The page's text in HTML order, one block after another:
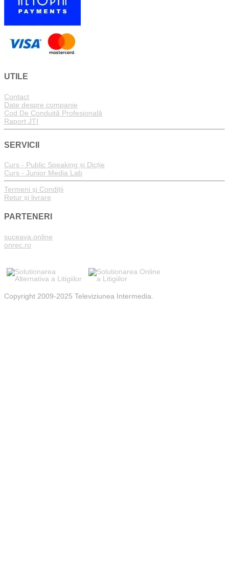
UTILE
Contact
Date despre companie
Cod De Conduită Profesională
Raport JTI
SERVICII
Curs - Public Speaking și Dicție
Curs - Junior Media Lab
Termeni și Condiții
Retur și livrare
PARTENERI
suceava.online
onrec.ro
Copyright 2009-2025 Televiziunea Intermedia.